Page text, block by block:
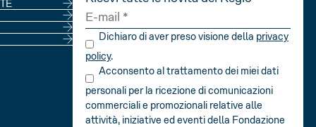
Dichiaro di aver preso visione della privacy
policy.
Acconsento al trattamento dei miei dati
personali per la ricezione di comunicazioni
commerciali e promozionali relative alle
attività, iniziative ed eventi della Fondazione